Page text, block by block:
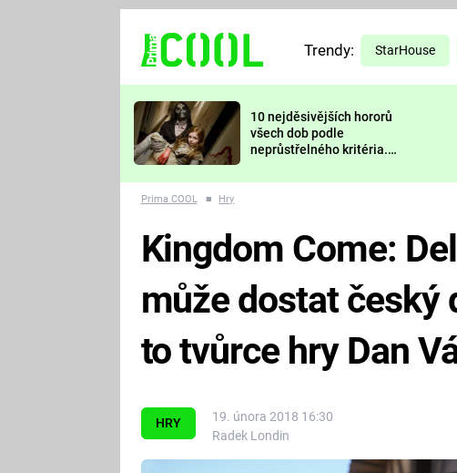
TŘESKU
FUTURAMA
PREDÁTOR
Trendy: StarHouse
10 nejděsivějších hororů
všech dob podle
neprůstřelného kritéria.
nejvíc zvednou tep?
Prima COOL ■ Hry
HRY
19. února 2018 16:30
Radek Londin
Kingdom Come:
může dostat český
to tvůrce hry Dan